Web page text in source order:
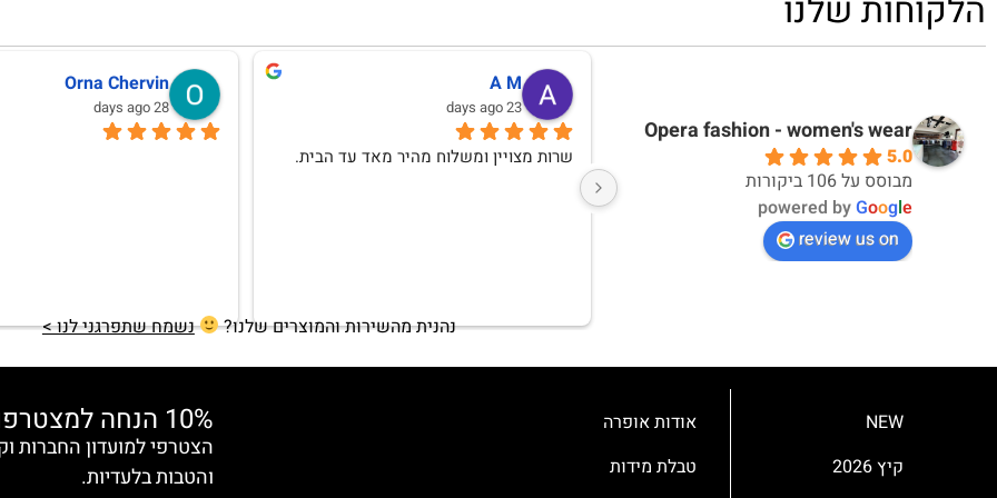
Opera fashion - women's wear
5.0
מבוסס על 106 ביקורות
powered byGoogle
review us on
אחלה חוויית קנייה ואחלה מוצרים
אילנה וגמן
10 months ago
Anat Weksler
10 months ago
נהנית מהשירות והמוצרים שלנו? נשמח שתפרגני לנו >
NEW
קיץ 2026
אודות אופרה
טבלת מידות
10% הנחה למצטרפות חדשות
והטבות בלעדיות.